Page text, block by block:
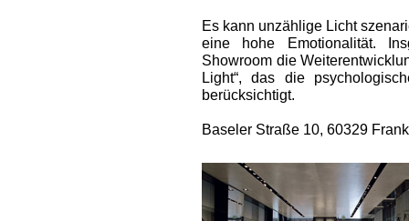
Es kann unzählige Licht
eine hohe Emotionalität.
Showroom die
Light“, das die
berücksichtigt.
Baseler Straße 10, 60329